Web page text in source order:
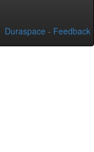
Duraspace - Feedback